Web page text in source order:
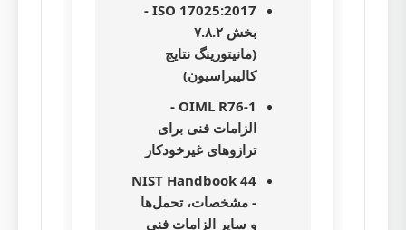
ISO 17025:2017 -
بخش ۷.۸.۲
(مانیتورینگ نتایج
کالیبراسیون)
OIML R76-1 -
الزامات فنی برای
ترازوهای غیرخودکار
NIST Handbook 44
- مشخصات، تحمل‌ها
و سایر الزامات فنی